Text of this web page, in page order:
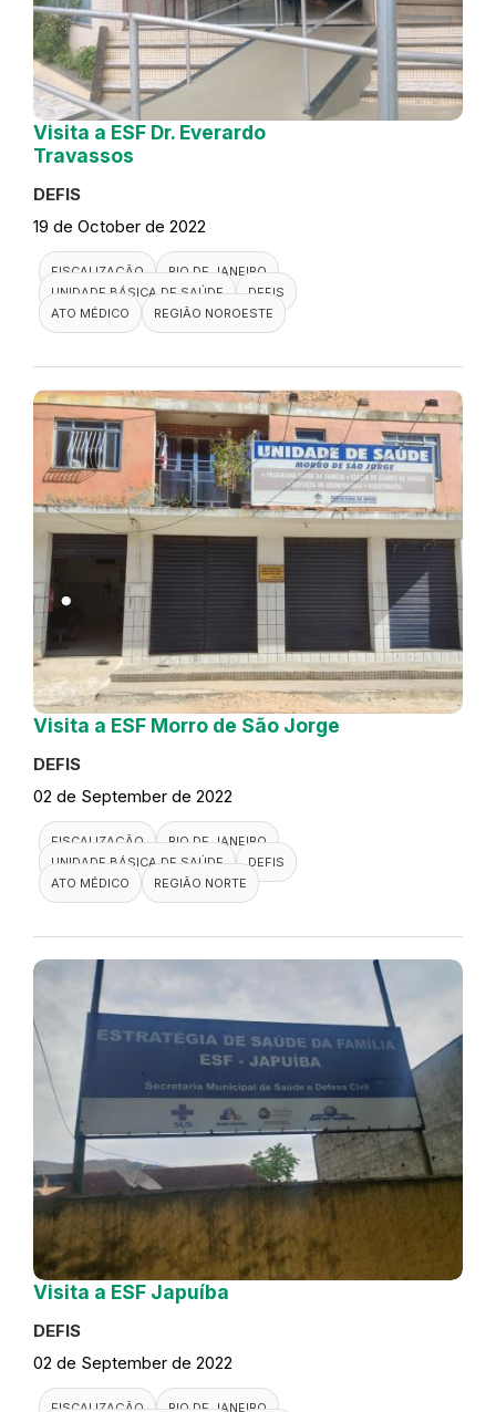
Visita a ESF Dr. Everardo
Travassos
DEFIS
19 de October de 2022
FISCALIZAÇÃO
RIO DE JANEIRO
UNIDADE BÁSICA DE SAÚDE
DEFIS
ATO MÉDICO
REGIÃO NOROESTE
Visita a ESF Morro de São Jorge
DEFIS
02 de September de 2022
FISCALIZAÇÃO
RIO DE JANEIRO
UNIDADE BÁSICA DE SAÚDE
DEFIS
ATO MÉDICO
REGIÃO NORTE
Visita a ESF Japuíba
DEFIS
02 de September de 2022
FISCALIZAÇÃO
RIO DE JANEIRO